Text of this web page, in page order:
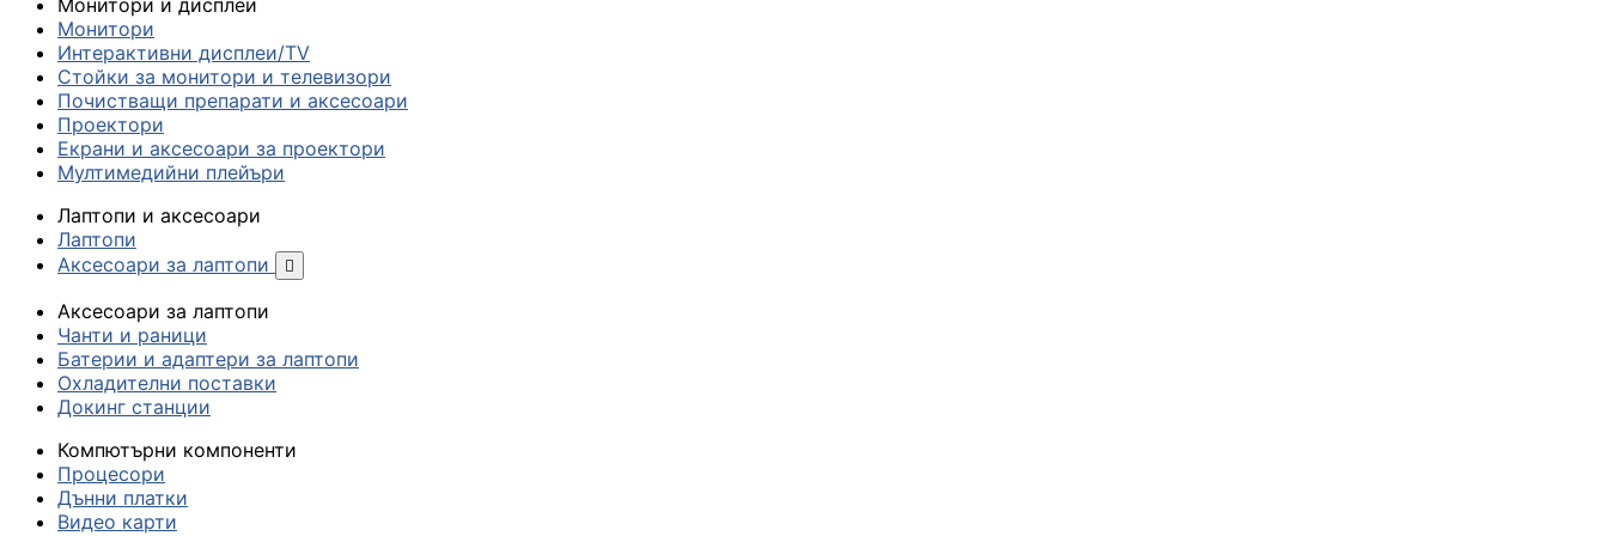
Монитори
Интерактивни дисплеи/TV
Стойки за монитори и телевизори
Почистващи препарати и аксесоари
Проектори
Екрани и аксесоари за проектори
Мултимедийни плейъри
Лаптопи и аксесоари
Лаптопи
Аксесоари за лаптопи

Аксесоари за лаптопи
Чанти и раници
Батерии и адаптери за лаптопи
Охладителни поставки
Докинг станции
Компютърни компоненти
Процесори
Дънни платки
Видео карти